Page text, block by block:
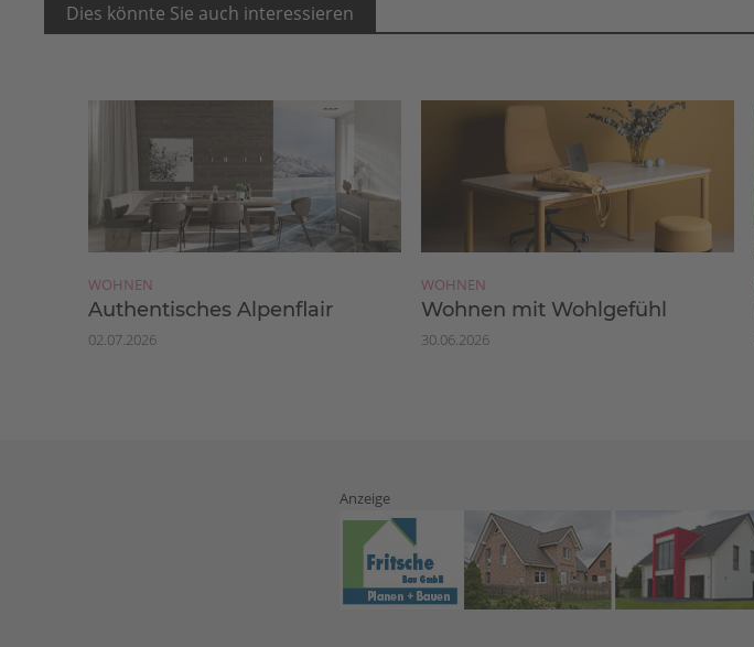
Dies könnte Sie auch interessieren
WOHNEN
Authentisches Alpenflair
02.07.2026
WOHNEN
Wohnen mit Wohlgefühl
30.06.2026
Anzeige